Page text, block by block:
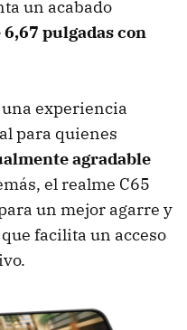
un acabado
pulgadas con
experiencia
para quienes
agradable
el realme C65
un mejor agarre y
facilita un acceso